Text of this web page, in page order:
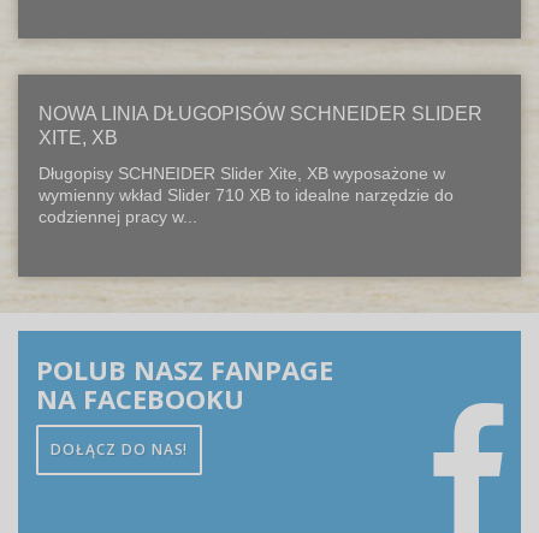
NOWA LINIA DŁUGOPISÓW SCHNEIDER SLIDER
XITE, XB
Długopisy SCHNEIDER Slider Xite, XB wyposażone w
wymienny wkład Slider 710 XB to idealne narzędzie do
codziennej pracy w...
POLUB NASZ FANPAGE
NA FACEBOOKU
DOŁĄCZ DO NAS!